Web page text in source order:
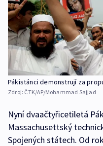
Pákistánci demonstrují za
Zdroj: ČTK/AP/Mohammad Sajjad
Nyní dvaačtyřicetiletá
Massachusettský
Spojených státech. Od